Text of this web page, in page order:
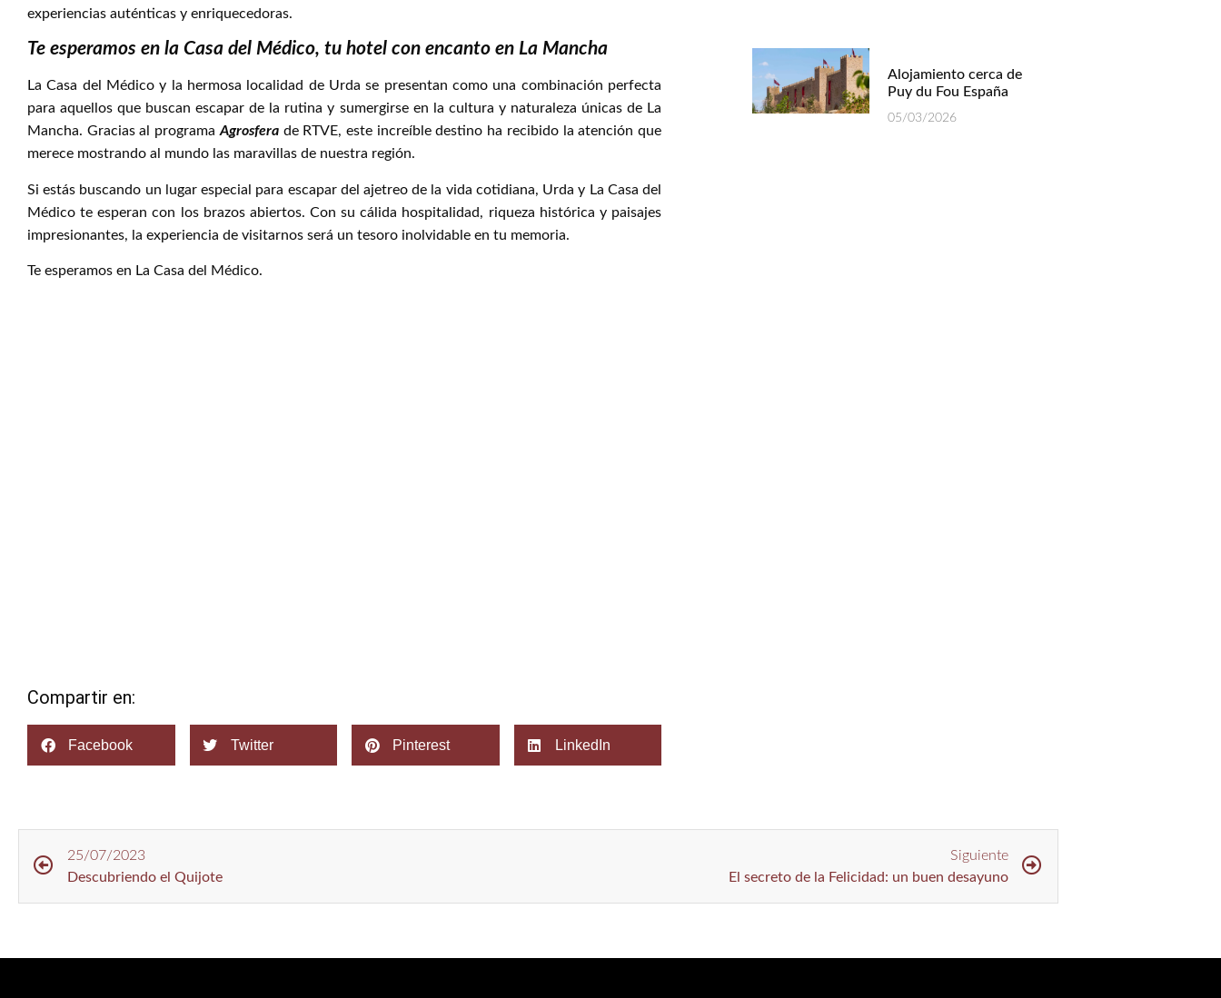
experiencias auténticas y enriquecedoras.
Te esperamos en la Casa del Médico, tu hotel con encanto en La Mancha
La Casa del Médico y la hermosa localidad de Urda se presentan como una combinación perfecta
para aquellos que buscan escapar de la rutina y sumergirse en la cultura y naturaleza únicas de La
Mancha. Gracias al programaAgrosfera de RTVE, este increíble destino ha recibido la atención que
merece mostrando al mundo las maravillas de nuestra región.
Si estás buscando un lugar especial para escapar del ajetreo de la vida cotidiana, Urda y La Casa del
Médico te esperan con los brazos abiertos. Con su cálida hospitalidad, riqueza histórica y paisajes
impresionantes, la experiencia de visitarnos será un tesoro inolvidable en tu memoria.
Te esperamos en La Casa del Médico.
Compartir en:
Facebook Twitter Pinterest LinkedIn
Alojamiento cerca de
Puy du Fou España
05/03/2026
25/07/2023
Descubriendo el Quijote
Siguiente
El secreto de la Felicidad: un buen desayuno